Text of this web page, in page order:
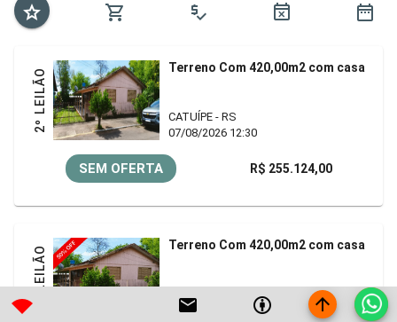
grade local_grocery_store price_check event_busy date_range
2º LEILÃO Terreno Com 420,00m2 com casa
CATUÍPE - RS
07/08/2026 12:30
SEM OFERTA R$ 255.124,00
3º LEILÃO Terreno Com 420,00m2 com casa
07/08/2026 12:45
signal_wifi_statusbar_4_bar mail attribution arrow_upward